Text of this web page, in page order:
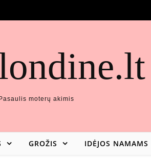
Pasaulis moterų akimis
GROŽIS IDĖJOS NAMAMS